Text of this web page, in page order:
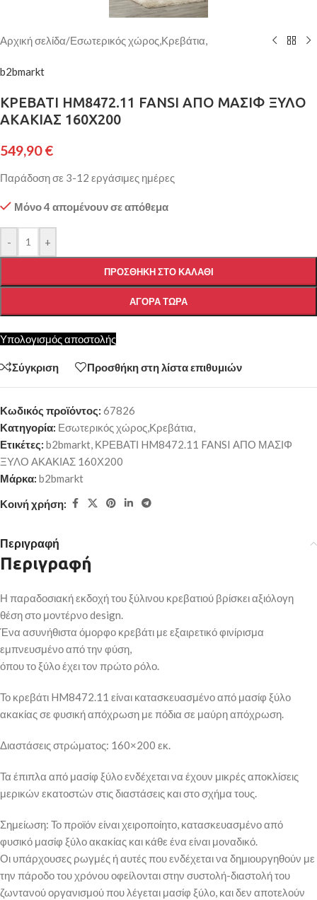
Αρχική σελίδα/Εσωτερικός χώρος,Κρεβάτια,
b2bmarkt
ΚΡΕΒΑΤΙ HM8472.11 FANSI ΑΠΟ ΜΑΣΙΦ ΞΥΛΟ
ΑΚΑΚΙΑΣ 160Χ200
549,90€
Παράδοση σε 3-12 εργάσιμες ημέρες
Μόνο 4 απομένουν σε απόθεμα
- +
ΠΡΟΣΘΉΚΗ ΣΤΟ ΚΑΛΆΘΙ
ΑΓΟΡΆ ΤΏΡΑ
Υπολογισμός αποστολής
Σύγκριση Προσθήκη στη λίστα επιθυμιών
Κωδικός προϊόντος: 67826
Κατηγορία: Εσωτερικός χώρος,Κρεβάτια,
Ετικέτες: b2bmarkt, ΚΡΕΒΑΤΙ HM8472.11 FANSI ΑΠΟ ΜΑΣΙΦ
ΞΥΛΟ ΑΚΑΚΙΑΣ 160Χ200
Μάρκα: b2bmarkt
Κοινή χρήση:
Περιγραφή
Περιγραφή
Η παραδοσιακή εκδοχή του ξύλινου κρεβατιού βρίσκει αξιόλογη
θέση στο μοντέρνο design.
Ένα ασυνήθιστα όμορφο κρεβάτι με εξαιρετικό φινίρισμα
εμπνευσμένο από την φύση,
όπου το ξύλο έχει τον πρώτο ρόλο.
Το κρεβάτι HM8472.11 είναι κατασκευασμένο από μασίφ ξύλο
ακακίας σε φυσική απόχρωση με πόδια σε μαύρη απόχρωση.
Διαστάσεις στρώματος: 160×200 εκ.
Τα έπιπλα από μασίφ ξύλο ενδέχεται να έχουν μικρές αποκλίσεις
μερικών εκατοστών στις διαστάσεις και στο σχήμα τους.
Σημείωση: Το προϊόν είναι χειροποίητο, κατασκευασμένο από
φυσικό μασίφ ξύλο ακακίας και κάθε ένα είναι μοναδικό.
Οι υπάρχουσες ρωγμές ή αυτές που ενδέχεται να δημιουργηθούν με
την πάροδο του χρόνου οφείλονται στην συστολή-διαστολή του
ζωντανού οργανισμού που λέγεται μασίφ ξύλο, και δεν αποτελούν